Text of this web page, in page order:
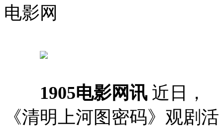
电影网
1905电影网讯 近日，
《清明上河图密码》观剧活